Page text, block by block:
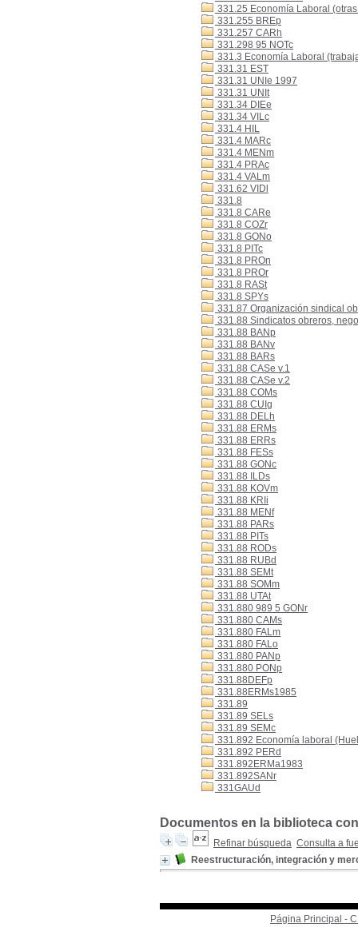
331.25 Economía Laboral
331.255 BREp
331.257 CARh
331.298 95 NOTc
331.3 Economía Laboral
331.31 EST
331.31 UNIe 1997
331.31 UNIt
331.34 DIEe
331.34 VILc
331.4 HIL
331.4 MARc
331.4 MENm
331.4 PRAc
331.4 VALm
331.62 VIDl
331.8
331.8 CARe
331.8 COZr
331.8 GONo
331.8 PITc
331.8 PROn
331.8 PROr
331.8 RASt
331.8 SPYs
331.87 Organización sindical
331.88 Sindicatos obreros,
331.88 BANp
331.88 BANv
331.88 BARs
331.88 CASe v.1
331.88 CASe v.2
331.88 COMs
331.88 CUIg
331.88 DELh
331.88 ERMs
331.88 ERRs
331.88 FESs
331.88 GONc
331.88 ILDs
331.88 KOVm
331.88 KRIi
331.88 MENf
331.88 PARs
331.88 PITs
331.88 RODs
331.88 RUBd
331.88 SEMt
331.88 SOMm
331.88 UTAt
331.880 989 5 GONr
331.880 CAMs
331.880 FALm
331.880 FALo
331.880 PANp
331.880 PONp
331.88DEFp
331.88ERMs1985
331.89
331.89 SELs
331.89 SEMc
331.892 Economía laboral
331.892 PERd
331.892ERMa1983
331.892SANr
331GAUd
Documentos en la biblioteca
Refinar búsqueda Consulta a
Reestructuración, integración y
Página Principal -